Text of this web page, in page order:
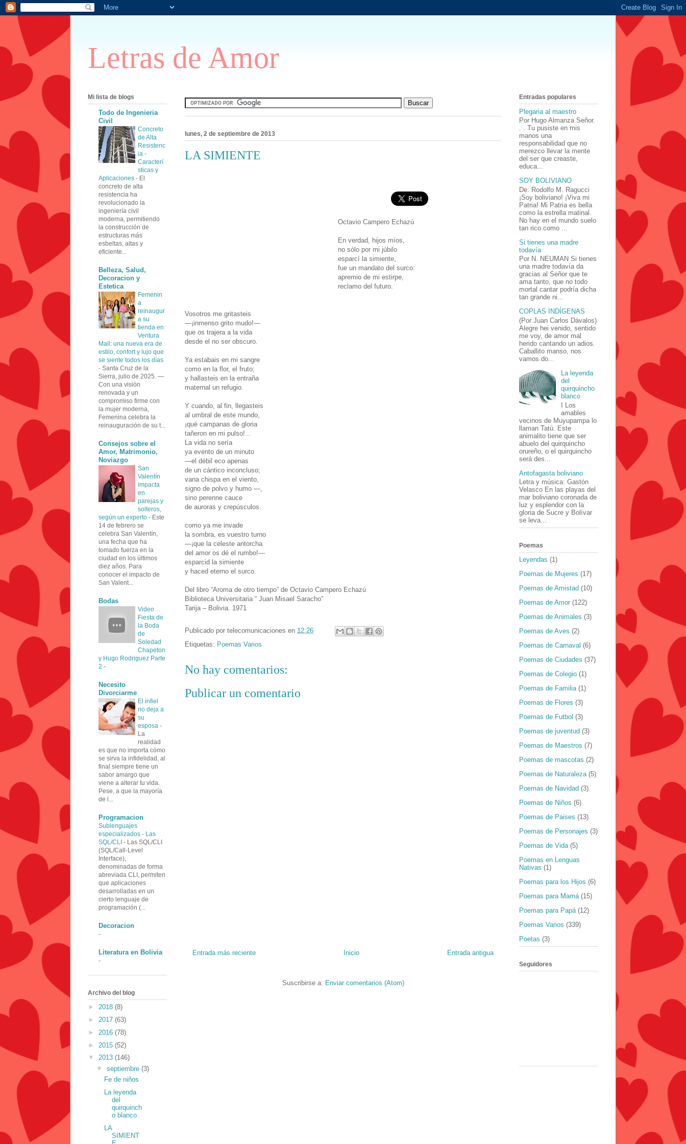
Letras de Amor
lunes, 2 de septiembre de 2013
LA SIMIENTE
Octavio Campero Echazú
En verdad, hijos míos,
no sólo por mi júbilo
esparcí la simiente,
fue un mandato del surco:
apremio de mi estirpe,
reclamo del futuro.
Vosotros me gritasteis
—¡inmenso grito mudo!—
que os trajera a la vida
desde el no ser obscuro.
Ya estabais en mi sangre
como en la flor, el fruto;
y hallasteis en la entraña
maternal un refugio.
Y cuando, al fin, llegasteis
al umbral de este mundo,
¡qué campanas de gloria
tañeron en mi pulso!...
La vida no sería
ya evento de un minuto
—el débil eco apenas
de un cántico inconcluso;
vana chispa en el viento,
signo de polvo y humo —,
sino perenne cauce
de auroras y crepúsculos.
como ya me invade
la sombra, es vuestro turno
—¡que la celeste antorcha
del amor os dé el rumbo!—
esparcid la simiente
y haced eterno el surco.
Del libro “Aroma de otro tiempo” de Octavio Campero Echazú
Biblioteca Universitaria “ Juan Misael Saracho”
Tarija – Bolivia. 1971
Publicado por telecomunicaciones en 12:26
Etiquetas: Poemas Varios
No hay comentarios:
Publicar un comentario
Entrada más reciente Entrada antigua
Inicio
Suscribirse a: Enviar comentarios (Atom)
Mi lista de blogs
Todo de Ingenieria
Civil
Concreto
de Alta
Resistenc
ia -
Caracterí
sticas y
Aplicaciones - El
concreto de alta
resistencia ha
revolucionado la
ingeniería civil
moderna, permitiendo
la construcción de
estructuras más
esbeltas, altas y
eficiente...
Belleza, Salud,
Decoracion y
Estetica
Femenin
a
reinaugur
a su
tienda en
Ventura
Mall: una nueva era de
estilo, confort y lujo que
se siente todos los días
- Santa Cruz de la
Sierra, julio de 2025. —
Con una visión
renovada y un
compromiso firme con
la mujer moderna,
Femenina celebra la
reinauguración de su t...
Consejos sobre el
Amor, Matrimonio,
Noviazgo
San
Valentín
impacta
en
parejas y
solteros,
según un experto - Este
14 de febrero se
celebra San Valentín,
una fecha que ha
tomado fuerza en la
ciudad en los últimos
diez años. Para
conocer el impacto de
San Valent...
Bodas
Video
Fiesta de
la Boda
de
Soledad
Chapeton
y Hugo Rodriguez Parte
2 -
Necesito
Divorciarme
El infiel
no deja a
su
esposa -
La
realidad
es que no importa cómo
se sirva la infidelidad, al
final siempre tiene un
sabor amargo que
viene a alterar tu vida.
Pese, a que la mayoría
de l...
Programacion
Sublenguajes
especializados - Las
SQL/CLI - Las SQL/CLI
(SQL/Call-Level
Interface),
denominadas de forma
abreviada CLI, permiten
que aplicaciones
desarrolladas en un
cierto lenguaje de
programación (...
Decoracion
-
Literatura en Bolivia
-
Archivo del blog
► 2018 (8)
► 2017 (63)
► 2016 (78)
► 2015 (52)
▼ 2013 (146)
▼ septiembre (3)
Fe de niños
La leyenda
del
quirquinch
o blanco
LA
SIMIENT
Entradas populares
Plegaria al maestro
Por Hugo Almanza Señor.
. . Tu pusiste en mis
manos una
responsabilidad que no
merezco llevar la mente
del ser que creaste,
educa...
SOY BOLIVIANO
De: Rodolfo M. Ragucci
¡Soy boliviano! ¡Viva mi
Patria! Mi Patria es bella
como la estrella matinal.
No hay en el mundo suelo
tan rico como ...
Si tienes una madre
todavía
Por N. NEUMAN Si tienes
una madre todavía da
gracias al Señor que te
ama tanto, que no todo
mortal cantar podría dicha
tan grande ni...
COPLAS INDÍGENAS
(Por Juan Carlos Dávalos)
Alegre hei venido, sentido
me voy, de amor mal
herido cantando un adios.
Caballito manso, nos
vamos do...
La leyenda
del
quirquincho
blanco
I Los
amables
vecinos de Muyupampa lo
llaman Tatú. Este
animalito tiene que ser
abuelo del quirquincho
orureño, o el quirquincho
será des...
Antofagasta boliviano
Letra y música: Gastón
Velasco En las playas del
mar boliviano coronada de
luz y esplendor con la
gloria de Sucre y Bolívar
se leva...
Poemas
Leyendas (1)
Poemas de Mujeres (17)
Poemas de Amistad (10)
Poemas de Amor (122)
Poemas de Animales (3)
Poemas de Aves (2)
Poemas de Carnaval (6)
Poemas de Ciudades (37)
Poemas de Colegio (1)
Poemas de Familia (1)
Poemas de Flores (3)
Poemas de Futbol (3)
Poemas de juventud (3)
Poemas de Maestros (7)
Poemas de mascotas (2)
Poemas de Naturaleza (5)
Poemas de Navidad (3)
Poemas de Niños (6)
Poemas de Paises (13)
Poemas de Personajes (3)
Poemas de Vida (5)
Poemas en Lenguas
Nativas (1)
Poemas para los Hijos (6)
Poemas para Mamá (15)
Poemas para Papá (12)
Poemas Varios (339)
Poetas (3)
Seguidores